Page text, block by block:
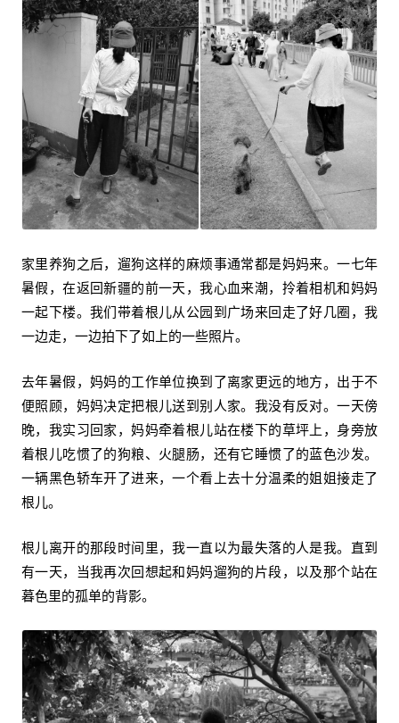
家里养狗之后，遛狗这样的麻烦事通常都是妈妈来。一七年
暑假，在返回新疆的前一天，我心血来潮，拎着相机和妈妈
一起下楼。我们带着根儿从公园到广场来回走了好几圈，我
一边走，一边拍下了如上的一些照片。
去年暑假，妈妈的工作单位换到了离家更远的地方，出于不
便照顾，妈妈决定把根儿送到别人家。我没有反对。一天傍
晚，我实习回家，妈妈牵着根儿站在楼下的草坪上，身旁放
着根儿吃惯了的狗粮、火腿肠，还有它睡惯了的蓝色沙发。
一辆黑色轿车开了进来，一个看上去十分温柔的姐姐接走了
根儿。
根儿离开的那段时间里，我一直以为最失落的人是我。直到
有一天，当我再次回想起和妈妈遛狗的片段，以及那个站在
暮色里的孤单的背影。